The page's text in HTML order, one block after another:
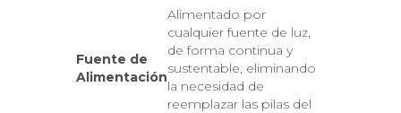
Fuente de
Alimentación
Alimentado por
cualquier fuente de luz,
de forma continua y
sustentable, eliminando
la necesidad de
reemplazar las pilas del